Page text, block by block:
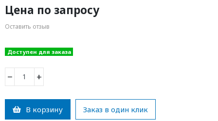
Цена по запросу
Оставить отзыв
Доступен для заказа
− +
В корзину Заказ в один клик